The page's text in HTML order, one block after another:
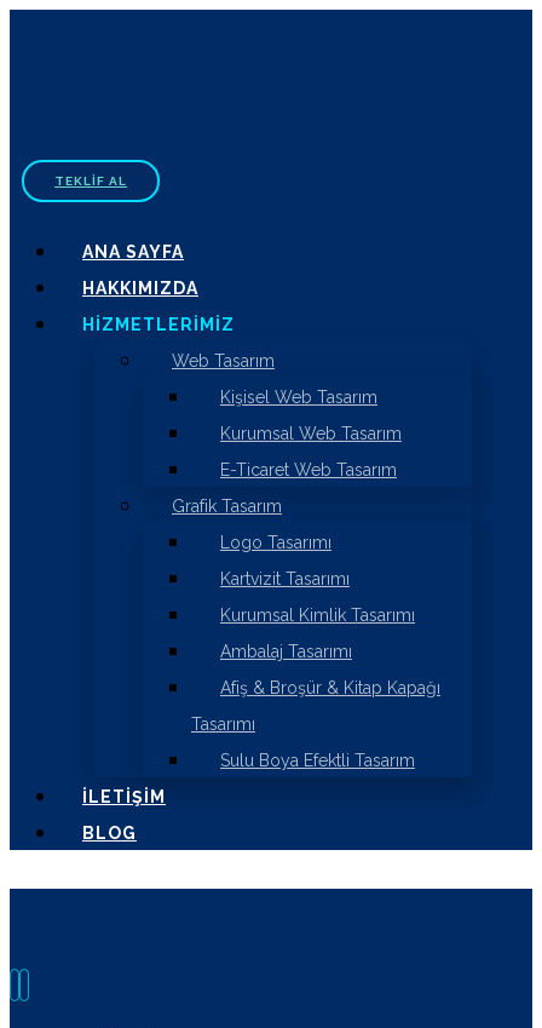
TEKLIF AL
ANA SAYFA
HAKKIMIZDA
HIZMETLERIMIZ
Web Tasarım
Kişisel Web Tasarım
Kurumsal Web Tasarım
E-Ticaret Web Tasarım
Grafik Tasarım
Logo Tasarımı
Kartvizit Tasarımı
Kurumsal Kimlik Tasarımı
Ambalaj Tasarımı
Afiş & Broşür & Kitap Kapağı
Tasarımı
Sulu Boya Efektli Tasarım
İLETIŞIM
BLOG